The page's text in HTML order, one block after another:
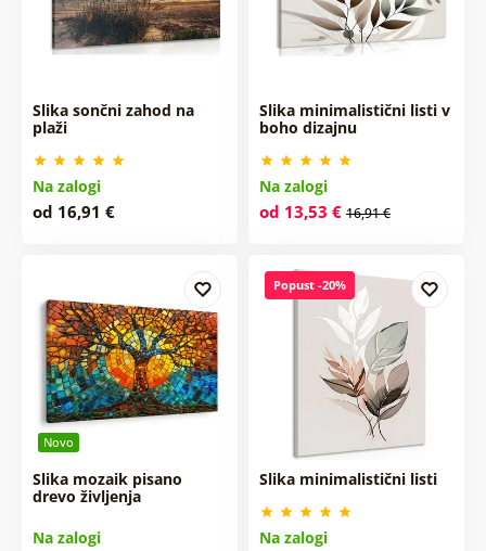
Slika sončni zahod na
plaži
Na zalogi
od 16,91 €
Slika minimalistični listi v
boho dizajnu
Na zalogi
od 13,53 € 16,91 €
Novo
Slika mozaik pisano
drevo življenja
Na zalogi
Popust -20%
Slika minimalistični listi
Na zalogi